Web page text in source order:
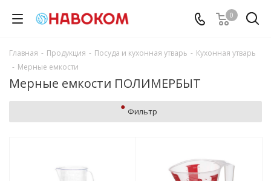
0
Главная - Продукция - Посуда и кухонная утварь - Кухонная утварь
- Мерные емкости
Мерные емкости ПОЛИМЕРБЫТ
Фильтр